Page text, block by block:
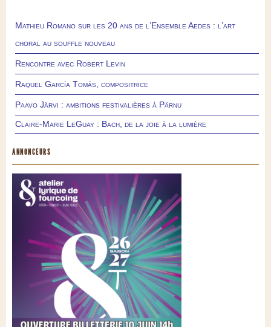
Mathieu Romano sur les 20 ans de l’Ensemble Aedes : l’art
choral au souffle nouveau
Rencontre avec Robert Levin
Raquel García Tomás, compositrice
Paavo Järvi : ambitions festivalières à Pärnu
Claire-Marie LeGuay : Bach, de la joie à la lumière
ANNONCEURS